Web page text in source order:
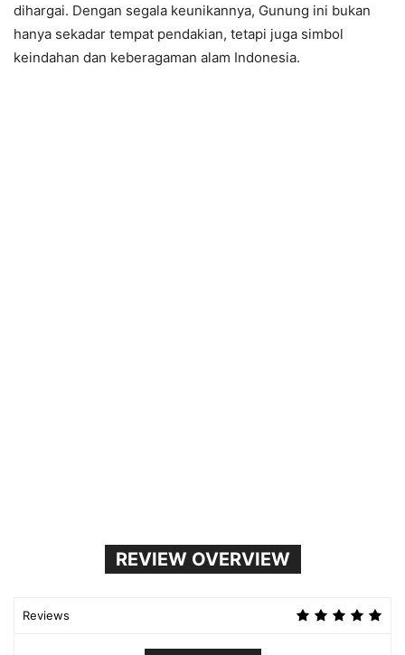
dihargai. Dengan segala keunikannya, Gunung ini bukan
hanya sekadar tempat pendakian, tetapi juga simbol
keindahan dan keberagaman alam Indonesia.
REVIEW OVERVIEW
Reviews